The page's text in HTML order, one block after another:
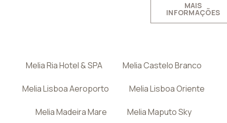
MAIS
INFORMAÇÕES
Melia Ria Hotel & SPA Melia Castelo Branco
Melia Lisboa Aeroporto Melia Lisboa Oriente
Melia Madeira Mare Melia Maputo Sky